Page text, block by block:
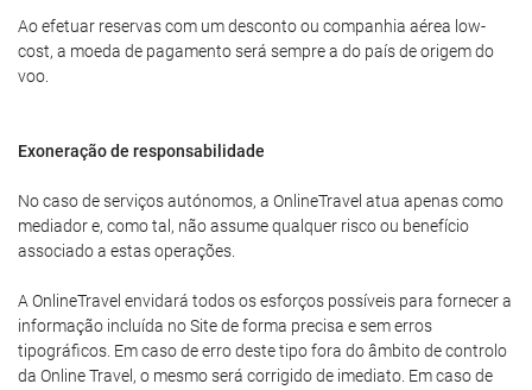
Ao efetuar reservas com um desconto ou companhia aérea low-
cost, a moeda de pagamento será sempre a do país de origem do
voo.
Exoneração de responsabilidade
No caso de serviços autónomos, a OnlineTravel atua apenas como
mediador e, como tal, não assume qualquer risco ou benefício
associado a estas operações.
A OnlineTravel envidará todos os esforços possíveis para fornecer a
informação incluída no Site de forma precisa e sem erros
tipográficos. Em caso de erro deste tipo fora do âmbito de controlo
da Online Travel, o mesmo será corrigido de imediato. Em caso de